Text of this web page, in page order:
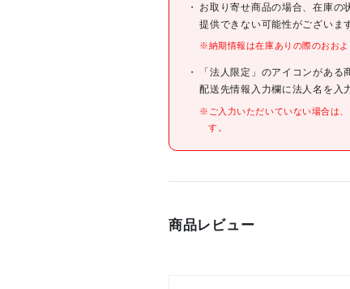
JANコード
●奥行
●高さ
●最大
●本体
原産国
お取り寄せ商品の場合、在庫の
提供できない可能性がございま
※納期情報は在庫ありの際のおおよ
「法人限定」のアイコンがあ
配送先情報入力欄に法人名を入
※ご入力いただいていない場合は
す。
商品レビュー